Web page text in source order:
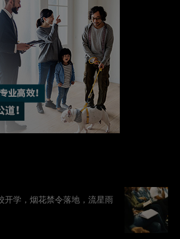
开学，烟花禁令落地，流星雨